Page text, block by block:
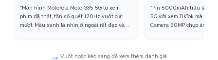
"Màn hình Motorola Moto G35 5G to xem
phim đã thật, tần số quét 120Hz vuốt cực
mượt. Màu xanh lá nhìn ở ngoài rất đẹp và
"Pin 5000mAh trâu lắm,
5G với xem TikTok mà tối
Camera 50MP chụp ảnh
Vuốt hoặc kéo sang để xem thêm đánh giá